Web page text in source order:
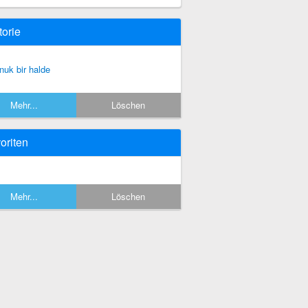
bir halde
Mehr... Löschen
Mehr... Löschen